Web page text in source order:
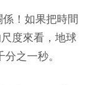
！如果把時間
度來看，地球
之一秒。